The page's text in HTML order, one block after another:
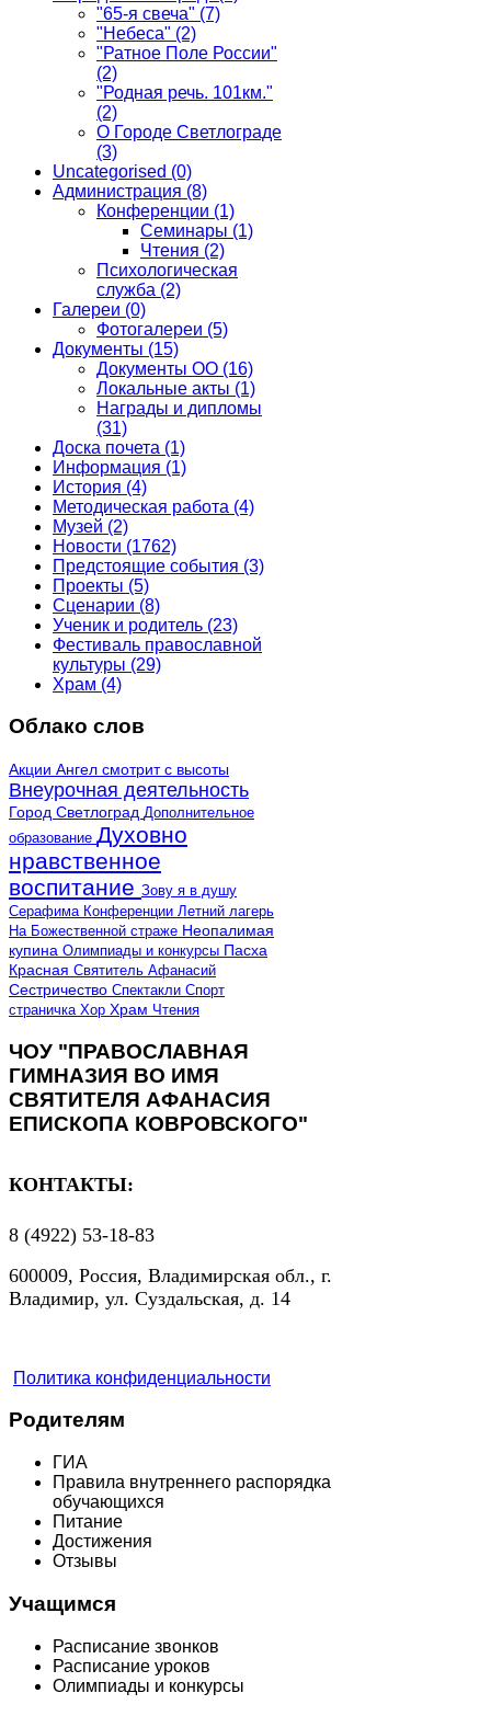
"65-я свеча" (7)
"Небеса" (2)
"Ратное Поле России"
(2)
"Родная речь. 101км."
(2)
О Городе Светлограде
(3)
Uncategorised (0)
Администрация (8)
Конференции (1)
Семинары (1)
Чтения (2)
Психологическая
служба (2)
Галереи (0)
Фотогалереи (5)
Документы (15)
Документы ОО (16)
Локальные акты (1)
Награды и дипломы
(31)
Доска почета (1)
Информация (1)
История (4)
Методическая работа (4)
Музей (2)
Новости (1762)
Предстоящие события (3)
Проекты (5)
Сценарии (8)
Ученик и родитель (23)
Фестиваль православной
культуры (29)
Храм (4)
Облако слов
Акции Ангел смотрит с высоты
Внеурочная деятельность
Город Светлоград Дополнительное
образование Духовно
нравственное
воспитание Зову я в душу
Серафима Конференции Летний лагерь
На Божественной страже Неопалимая
купина Олимпиады и конкурсы Пасха
Красная Святитель Афанасий
Сестричество Спектакли Спорт
страничка Хор Храм Чтения
ЧОУ "ПРАВОСЛАВНАЯ
ГИМНАЗИЯ ВО ИМЯ
СВЯТИТЕЛЯ АФАНАСИЯ
ЕПИСКОПА КОВРОВСКОГО"
КОНТАКТЫ:
8 (4922) 53-18-83
600009, Россия, Владимирская обл., г.
Владимир, ул. Суздальская, д. 14
Политика конфиденциальности
Родителям
ГИА
Правила внутреннего распорядка
обучающихся
Питание
Достижения
Отзывы
Учащимся
Расписание звонков
Расписание уроков
Олимпиады и конкурсы